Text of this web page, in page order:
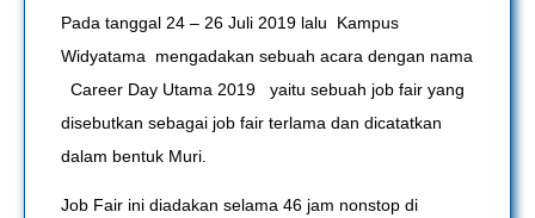
Pada tanggal 24 – 26 Juli 2019 lalu Kampus
Widyatama mengadakan sebuah acara dengan nama
Career Day Utama 2019 yaitu sebuah job fair yang
disebutkan sebagai job fair terlama dan dicatatkan
dalam bentuk Muri.
Job Fair ini diadakan selama 46 jam nonstop di